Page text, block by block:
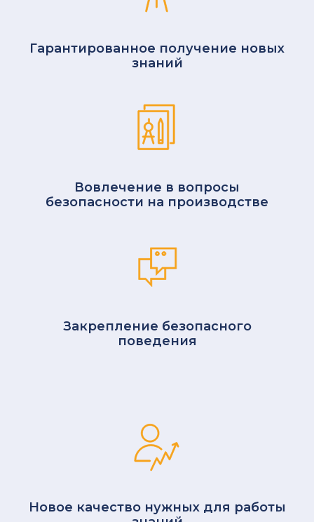
Гарантированное получение новых
знаний
Вовлечение в вопросы
безопасности на производстве
Закрепление безопасного
поведения
Новое качество нужных для работы